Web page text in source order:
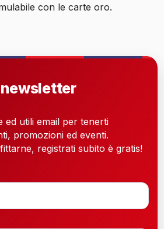
con le carte oro.
ed utili email per tenerti
promozioni ed eventi.
registrati subito è gratis!